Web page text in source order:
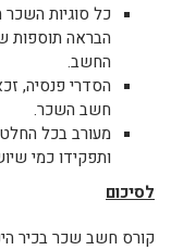
כל סוגיות השכר
הבראה תוספות
החשב.
הסדרי פנסיה,
חשב השכר.
מעורב בכל
ותפקידו כמי
לסיכום
קורס חשב שכר בכיר